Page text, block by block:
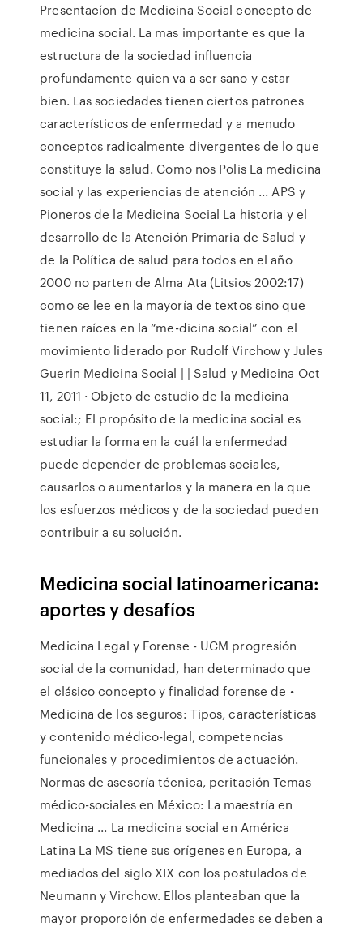
Presentacíon de Medicina Social concepto de
medicina social. La mas importante es que la
estructura de la sociedad influencia
profundamente quien va a ser sano y estar
bien. Las sociedades tienen ciertos patrones
característicos de enfermedad y a menudo
conceptos radicalmente divergentes de lo que
constituye la salud. Como nos Polis La medicina
social y las experiencias de atención ... APS y
Pioneros de la Medicina Social La historia y el
desarrollo de la Atención Primaria de Salud y
de la Política de salud para todos en el año
2000 no parten de Alma Ata (Litsios 2002:17)
como se lee en la mayoría de textos sino que
tienen raíces en la “me-dicina social” con el
movimiento liderado por Rudolf Virchow y Jules
Guerin Medicina Social | | Salud y Medicina Oct
11, 2011 · Objeto de estudio de la medicina
social:; El propósito de la medicina social es
estudiar la forma en la cuál la enfermedad
puede depender de problemas sociales,
causarlos o aumentarlos y la manera en la que
los esfuerzos médicos y de la sociedad pueden
contribuir a su solución.
Medicina social latinoamericana:
aportes y desafíos
Medicina Legal y Forense - UCM progresión
social de la comunidad, han determinado que
el clásico concepto y finalidad forense de •
Medicina de los seguros: Tipos, características
y contenido médico-legal, competencias
funcionales y procedimientos de actuación.
Normas de asesoría técnica, peritación Temas
médico-sociales en México: La maestría en
Medicina ... La medicina social en América
Latina La MS tiene sus orígenes en Europa, a
mediados del siglo XIX con los postulados de
Neumann y Virchow. Ellos planteaban que la
mayor proporción de enfermedades se deben a